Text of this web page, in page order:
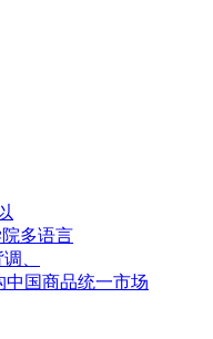
多语言
、
中国商品统一市场